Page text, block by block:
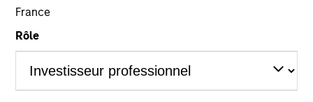
France
Rôle
Years